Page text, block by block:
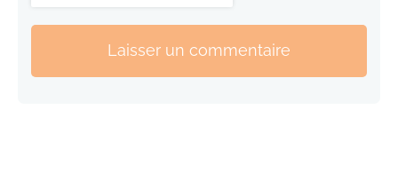
Laisser un commentaire